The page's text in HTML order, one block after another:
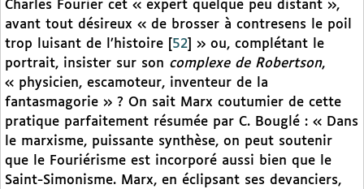
Charles Fourier cet « expert quelque peu distant »,
avant tout désireux « de brosser à contresens le poil
trop luisant de l’histoire
52
» ou, complétant le
portrait, insister sur son complexe de Robertson,
« physicien, escamoteur, inventeur de la
fantasmagorie » ? On sait Marx coutumier de cette
pratique parfaitement résumée par C. Bouglé : « Dans
le marxisme, puissante synthèse, on peut soutenir
que le Fouriérisme est incorporé aussi bien que le
Saint-Simonisme. Marx, en éclipsant ses devanciers,